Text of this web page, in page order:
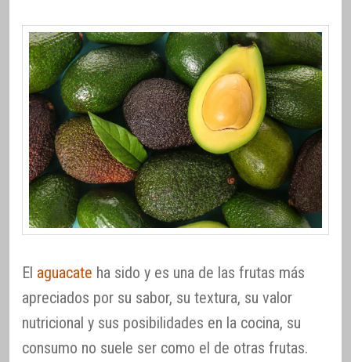
El aguacate ha sido y es una de las frutas más
apreciados por su sabor, su textura, su valor
nutricional y sus posibilidades en la cocina, su
consumo no suele ser como el de otras frutas.